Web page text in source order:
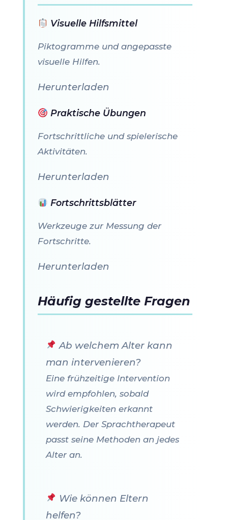
Visuelle Hilfsmittel
Piktogramme und angepasste
visuelle Hilfen.
Herunterladen
Praktische Übungen
Fortschrittliche und spielerische
Aktivitäten.
Herunterladen
Fortschrittsblätter
Werkzeuge zur Messung der
Fortschritte.
Herunterladen
Häufig gestellte Fragen
Ab welchem Alter kann
man intervenieren?
Eine frühzeitige Intervention
wird empfohlen, sobald
Schwierigkeiten erkannt
werden. Der Sprachtherapeut
passt seine Methoden an jedes
Alter an.
Wie können Eltern
helfen?